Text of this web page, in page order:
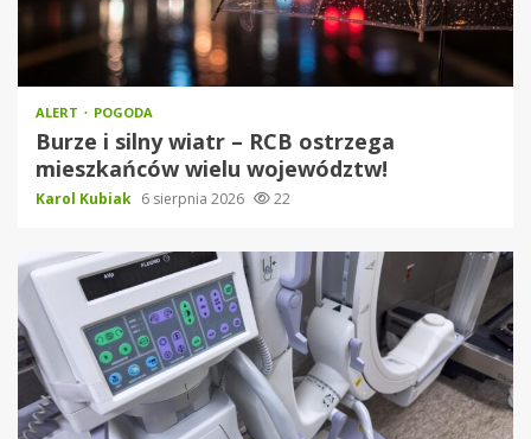
ALERT POGODA
Burze i silny wiatr – RCB ostrzega
mieszkańców wielu województw!
Karol Kubiak 6 sierpnia 2026 22